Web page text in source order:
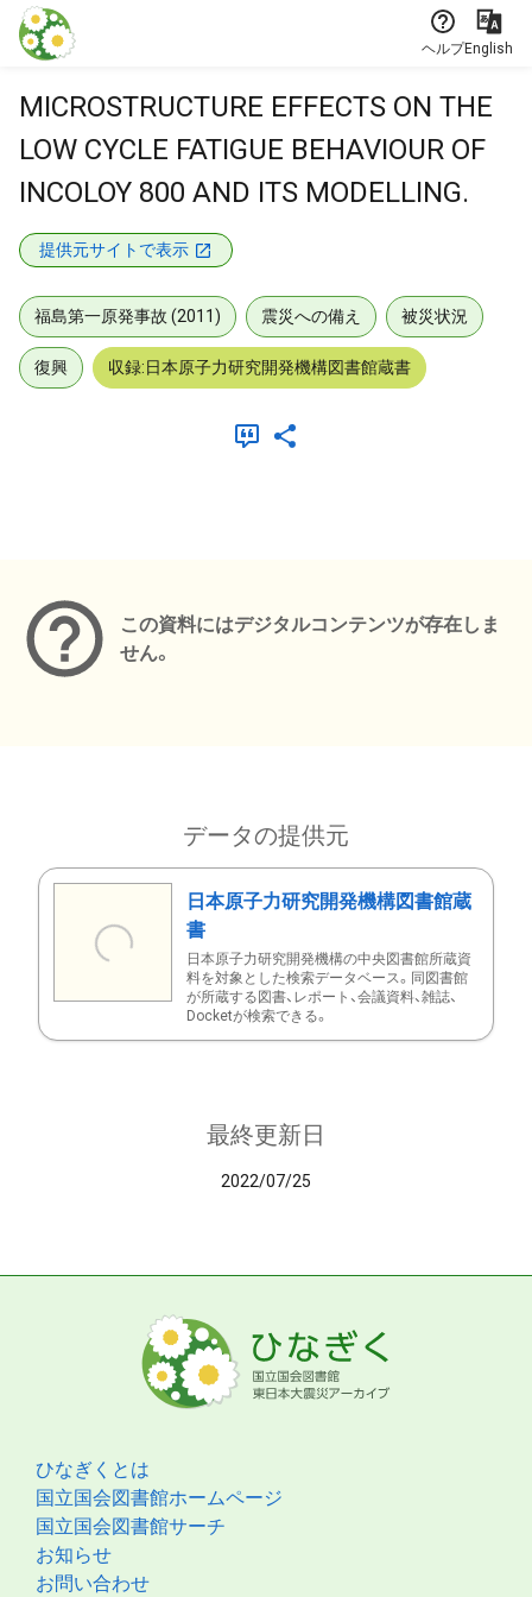
本文に飛ぶ
ヘルプEnglish
MICROSTRUCTURE EFFECTS ON THE
LOW CYCLE FATIGUE BEHAVIOUR OF
INCOLOY 800 AND ITS MODELLING.
提供元サイトで表示
福島第一原発事故 (2011) 震災への備え 被災状況
復興 収録:日本原子力研究開発機構図書館蔵書
この資料にはデジタルコンテンツが存在しま
せん。
データの提供元
日本原子力研究開発機構図書館蔵
書
日本原子力研究開発機構の中央図書館所蔵資
料を対象とした検索データベース。同図書館
が所蔵する図書、レポート、会議資料、雑誌、
Docketが検索できる。
最終更新日
2022/07/25
ひなぎくとは
国立国会図書館ホームページ
国立国会図書館サーチ
お知らせ
お問い合わせ